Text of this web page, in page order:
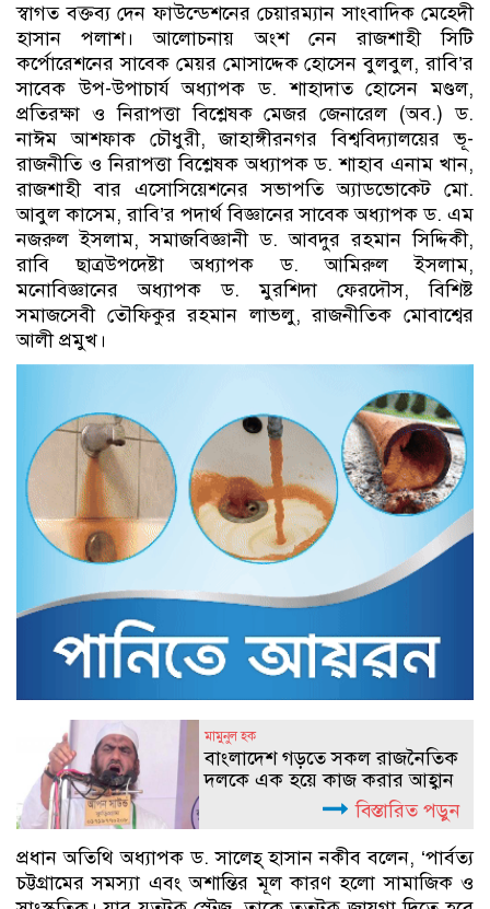
স্বাগত বক্তব্য দেন ফাউন্ডেশনের চেয়ারম্যান সাংবাদিক মেহেদী
হাসান পলাশ। আলোচনায় অংশ নেন রাজশাহী সিটি
কর্পোরেশনের সাবেক মেয়র মোসাদ্দেক হোসেন বুলবুল, রাবি’র
সাবেক উপ-উপাচার্য অধ্যাপক ড. শাহাদাত হোসেন মণ্ডল,
প্রতিরক্ষা ও নিরাপত্তা বিশ্লেষক মেজর জেনারেল (অব.) ড.
নাঈম আশফাক চৌধুরী, জাহাঙ্গীরনগর বিশ্ববিদ্যালয়ের ভূ-
রাজনীতি ও নিরাপত্তা বিশ্লেষক অধ্যাপক ড. শাহাব এনাম খান,
রাজশাহী বার এসোসিয়েশনের সভাপতি অ্যাডভোকেট মো.
আবুল কাসেম, রাবি’র পদার্থ বিজ্ঞানের সাবেক অধ্যাপক ড. এম
নজরুল ইসলাম, সমাজবিজ্ঞানী ড. আবদুর রহমান সিদ্দিকী,
রাবি ছাত্রউপদেষ্টা অধ্যাপক ড. আমিরুল ইসলাম,
মনোবিজ্ঞানের অধ্যাপক ড. মুরশিদা ফেরদৌস, বিশিষ্ট
সমাজসেবী তৌফিকুর রহমান লাভলু, রাজনীতিক মোবাশ্বের
আলী প্রমুখ।
মামুনুল হক
বাংলাদেশ গড়তে সকল রাজনৈতিক
দলকে এক হয়ে কাজ করার আহ্বান
বিস্তারিত পড়ুন
প্রধান অতিথি অধ্যাপক ড. সালেহ্ হাসান নকীব বলেন, ‘পার্বত্য
চট্টগ্রামের সমস্যা এবং অশান্তির মূল কারণ হলো সামাজিক ও